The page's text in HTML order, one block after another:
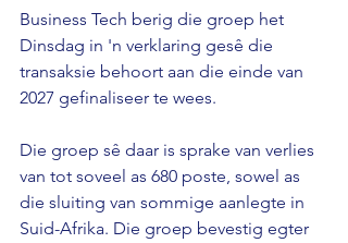
Business Tech berig die groep het
Dinsdag in 'n verklaring gesê die
transaksie behoort aan die einde van
2027 gefinaliseer te wees.
Die groep sê daar is sprake van verlies
van tot soveel as 680 poste, sowel as
die sluiting van sommige aanlegte in
Suid-Afrika. Die groep bevestig egter